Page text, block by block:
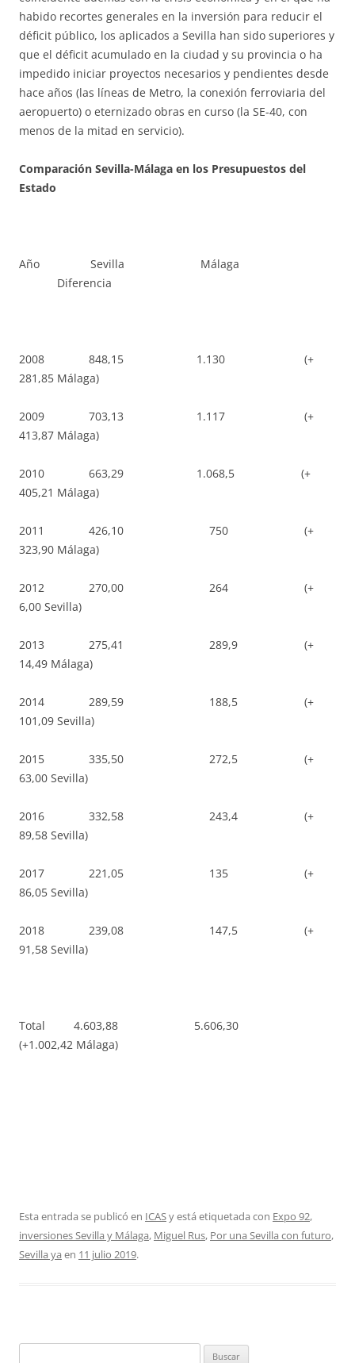
habido recortes generales en la inversión para reducir el
déficit público, los aplicados a Sevilla han sido superiores y
que el déficit acumulado en la ciudad y su provincia o ha
impedido iniciar proyectos necesarios y pendientes desde
hace años (las líneas de Metro, la conexión ferroviaria del
aeropuerto) o eternizado obras en curso (la SE-40, con
menos de la mitad en servicio).
Comparación Sevilla-Málaga en los Presupuestos del
Estado
Año Sevilla Málaga
Diferencia
2008 848,15 1.130 (+
281,85 Málaga)
2009 703,13 1.117 (+
413,87 Málaga)
2010 663,29 1.068,5 (+
405,21 Málaga)
2011 426,10 750 (+
323,90 Málaga)
2012 270,00 264 (+
6,00 Sevilla)
2013 275,41 289,9 (+
14,49 Málaga)
2014 289,59 188,5 (+
101,09 Sevilla)
2015 335,50 272,5 (+
63,00 Sevilla)
2016 332,58 243,4 (+
89,58 Sevilla)
2017 221,05 135 (+
86,05 Sevilla)
2018 239,08 147,5 (+
91,58 Sevilla)
Total 4.603,88 5.606,30
(+1.002,42 Málaga)
Esta entrada se publicó en ICASy está etiquetada con Expo 92,
inversiones Sevilla y Málaga, Miguel Rus, Por una Sevilla con futuro,
Sevilla ya en 11 julio 2019.